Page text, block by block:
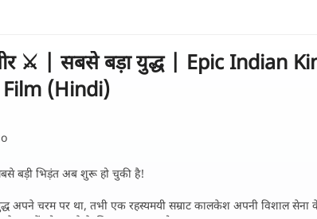
⚔️ | सबसे बड़ा युद्ध | Epic Indian
(Hindi)
बड़ी भिड़ंत अब शुरू हो चुकी है!
अपने चरम पर था, तभी एक रहस्यमयी सम्राट कालकेश अपनी विशाल